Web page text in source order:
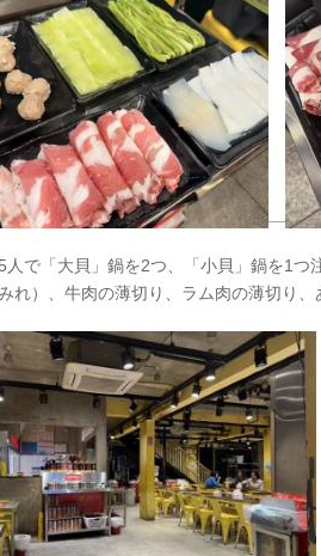
人で「大貝」鍋を2つ、「小貝」鍋を1つ
れ）、牛肉の薄切り、ラム肉の薄切り